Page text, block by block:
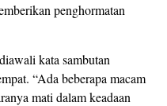
penghormatan
kata sambutan
“Ada beberapa macam
mati dalam keadaan